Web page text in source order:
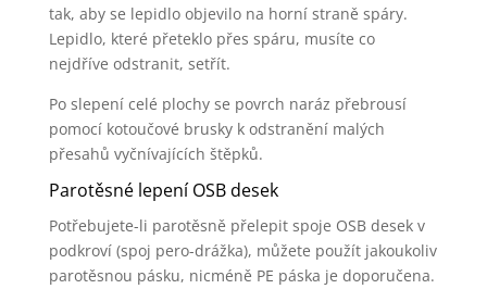
tak, aby se lepidlo objevilo na horní straně spáry.
Lepidlo, které přeteklo přes spáru, musíte co
nejdříve odstranit, setřít.
Po slepení celé plochy se povrch naráz přebrousí
pomocí kotoučové brusky k odstranění malých
přesahů vyčnívajících štěpků.
Parotěsné lepení OSB desek
Potřebujete-li parotěsně přelepit spoje OSB desek v
podkroví (spoj pero-drážka), můžete použít jakoukoliv
parotěsnou pásku, nicméně PE páska je doporučena.